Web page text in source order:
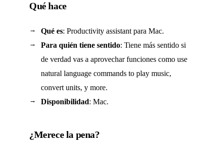
Qué hace
Qué es: Productivity assistant para Mac.
Para quién tiene sentido: Tiene más sentido si
de verdad vas a aprovechar funciones como use
natural language commands to play music,
convert units, y more.
Disponibilidad: Mac.
¿Merece la pena?